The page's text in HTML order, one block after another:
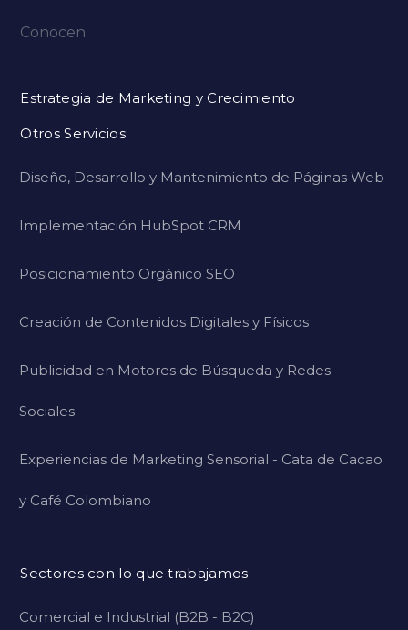
Conocen
Estrategia de Marketing y Crecimiento
Otros Servicios
Diseño, Desarrollo y Mantenimiento de Páginas Web
Implementación HubSpot CRM
Posicionamiento Orgánico SEO
Creación de Contenidos Digitales y Físicos
Publicidad en Motores de Búsqueda y Redes
Sociales
Experiencias de Marketing Sensorial - Cata de Cacao
y Café Colombiano
Sectores con lo que trabajamos
Comercial e Industrial (B2B - B2C)